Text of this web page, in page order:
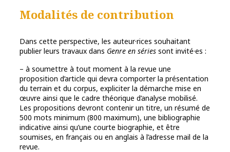
Modalités de contribution
Dans cette perspective, les auteur·rices souhaitant
publier leurs travaux dans Genre en séries sont invité·es :
– à soumettre à tout moment à la revue une
proposition d’article qui devra comporter la présentation
du terrain et du corpus, expliciter la démarche mise en
œuvre ainsi que le cadre théorique d’analyse mobilisé.
Les propositions devront contenir un titre, un résumé de
500 mots minimum (800 maximum), une bibliographie
indicative ainsi qu’une courte biographie, et être
soumises, en français ou en anglais à l’adresse mail de la
revue.